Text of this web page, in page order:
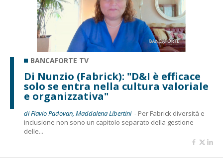
BANCAFORTE TV
Di Nunzio (Fabrick): "D&I è efficace
solo se entra nella cultura valoriale
e organizzativa"
di Flavio Padovan, Maddalena Libertini - Per Fabrick diversità e
inclusione non sono un capitolo separato della gestione
delle...